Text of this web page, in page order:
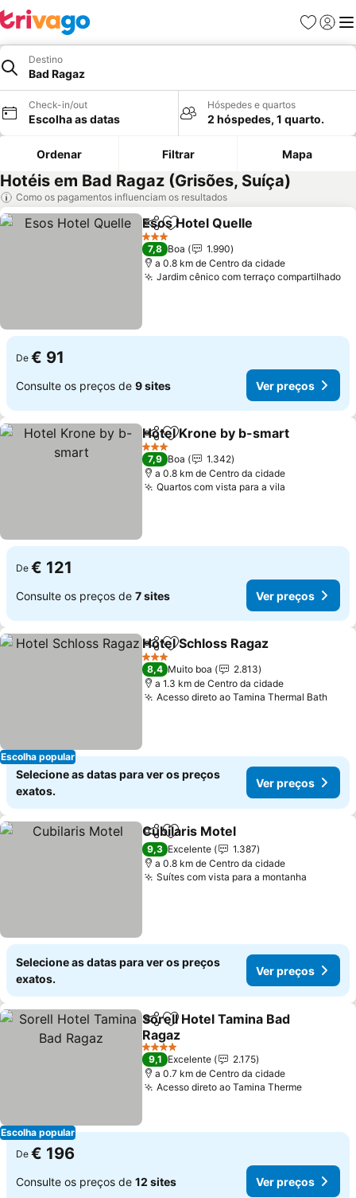
Favoritos
Iniciar
Destino
Bad Ragaz
Check-in/out
Escolha as datas
Hóspedes e quartos
2 hóspedes, 1 quarto.
Ordenar Filtrar Mapa
Hotéis em Bad Ragaz (Grisões, Suíça)
Como os pagamentos influenciam os resultados
PartilharAdicionar aos favoritos
Esos Hotel Quelle
3 Estrelas
7,8 Boa
1.990
a 0.8 km de Centro da cidade
Jardim cênico com terraço compartilhado
De € 91
Consulte os preços de 9 sites Ver preços
PartilharAdicionar aos favoritos
Hotel Krone by b-smart
3 Estrelas
7,9 Boa
1.342
a 0.8 km de Centro da cidade
Quartos com vista para a vila
De € 121
Consulte os preços de 7 sites Ver preços
Escolha popular
PartilharAdicionar aos favoritos
Hotel Schloss Ragaz
3 Estrelas
8,4 Muito boa
2.813
a 1.3 km de Centro da cidade
Acesso direto ao Tamina Thermal BathVer
Selecione as datas para ver os preços
exatos.
Ver preços
PartilharAdicionar aos favoritos
Cubilaris Motel
9,3 Excelente
1.387
a 0.8 km de Centro da cidade
Suítes com vista para a montanha
Selecione as datas para ver os preços
exatos.
Ver preços
Escolha popular
PartilharAdicionar aos favoritos
Sorell Hotel Tamina Bad
Ragaz
Ver preços
4 Estrelas
9,1 Excelente
2.175
a 0.7 km de Centro da cidade
Acesso direto ao Tamina ThermeVer
De € 196
Consulte os preços de 12 sites Ver preços